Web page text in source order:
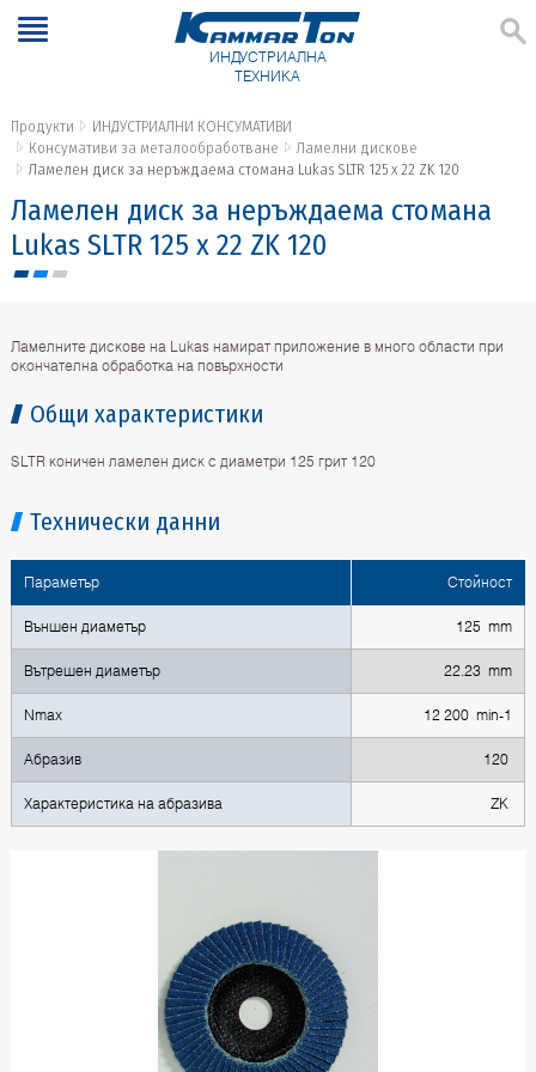
ИНДУСТРИАЛНА
ТЕХНИКА
Продукти
ИНДУСТРИАЛНИ КОНСУМАТИВИ
Консумативи за металообработване
Ламелни дискове
Ламелен диск за неръждаема стомана Lukas SLTR 125 x 22 ZK 120
Ламелен диск за неръждаема стомана
Lukas SLTR 125 x 22 ZK 120
Ламелните дискове на Lukas намират приложение в много области при
окончателна обработка на повърхности
Общи характеристики
SLTR коничен ламелен диск с диаметри 125 грит 120
Технически данни
Параметър Стойност
Външен диаметър 125 mm
Вътрешен диаметър 22.23 mm
Nmax 12 200 min-1
Абразив 120
Характеристика на абразива ZK